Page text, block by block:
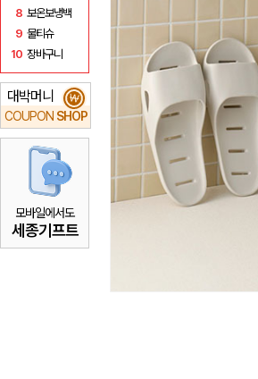
8 보온보냉백
9 물티슈
10 장바구니
대박머니
COUPON SHOP
₩
모바일에서도
세종기프트